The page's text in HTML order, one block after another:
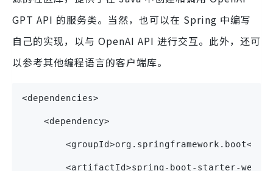
GPT API 的服务类。当然，也可以在 Spring 中编写
自己的实现，以与 OpenAI API 进行交互。此外，还可
以参考其他编程语言的客户端库。
<dependencies>
    <dependency>
<artifactId>spring-boot-